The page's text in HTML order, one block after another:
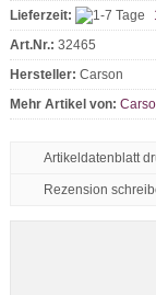
Lieferzeit:
Art.Nr.: 32465
Hersteller: Carson
Mehr Artikel von:
Artikeldatenblatt
Rezension